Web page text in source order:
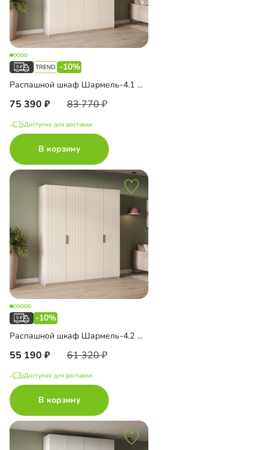
-10%
Распашной шкаф Шармель-4.1 Лайф с антресолью
75 390 83 770
Доступно для доставки
В корзину
-10%
Распашной шкаф Шармель-4.2 Лайф
55 190 61 320
Доступно для доставки
В корзину